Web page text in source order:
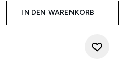
IN DEN WARENKORB